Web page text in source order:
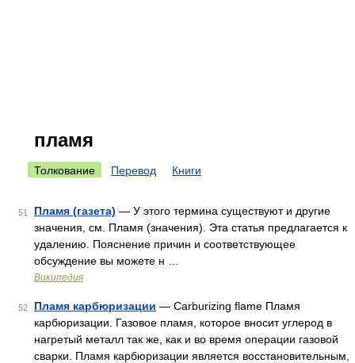
пламя
Толкование Перевод Книги
51 Пламя (газета) — У этого термина существуют и другие
значения, см. Пламя (значения). Эта статья предлагается к
удалению. Пояснение причин и соответствующее
обсуждение вы можете н …
Википедия
52 Пламя карбюризации — Carburizing flame Пламя
карбюризации. Газовое пламя, которое вносит углерод в
нагретый металл так же, как и во время операции газовой
сварки. Пламя карбюризации является восстановительным,